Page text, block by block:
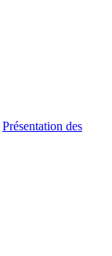
Présentation des